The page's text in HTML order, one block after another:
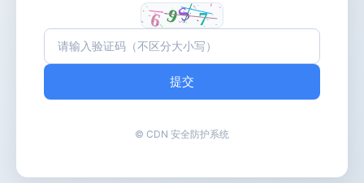
提交
© CDN 安全防护系统